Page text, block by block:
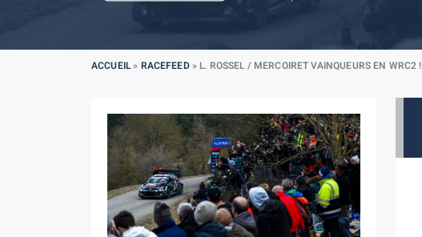
ACCUEIL» RACEFEED» L. ROSSEL / MERCOIRET VAINQUEURS EN WRC2 !